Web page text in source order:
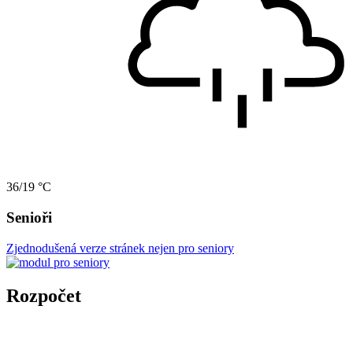
36/19 °C
Senioři
Zjednodušená verze stránek nejen pro seniory
Rozpočet